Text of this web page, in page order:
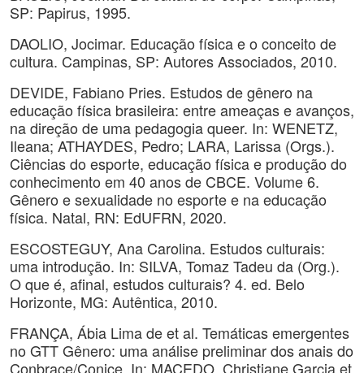
SP: Papirus, 1995.
DAOLIO, Jocimar. Educação física e o conceito de
cultura. Campinas, SP: Autores Associados, 2010.
DEVIDE, Fabiano Pries. Estudos de gênero na
educação física brasileira: entre ameaças e avanços,
na direção de uma pedagogia queer. In: WENETZ,
Ileana; ATHAYDES, Pedro; LARA, Larissa (Orgs.).
Ciências do esporte, educação física e produção do
conhecimento em 40 anos de CBCE. Volume 6.
Gênero e sexualidade no esporte e na educação
física. Natal, RN: EdUFRN, 2020.
ESCOSTEGUY, Ana Carolina. Estudos culturais:
uma introdução. In: SILVA, Tomaz Tadeu da (Org.).
O que é, afinal, estudos culturais? 4. ed. Belo
Horizonte, MG: Autêntica, 2010.
FRANÇA, Ábia Lima de et al. Temáticas emergentes
no GTT Gênero: uma análise preliminar dos anais do
Conbrace/Conice. In: MACEDO, Christiane Garcia et